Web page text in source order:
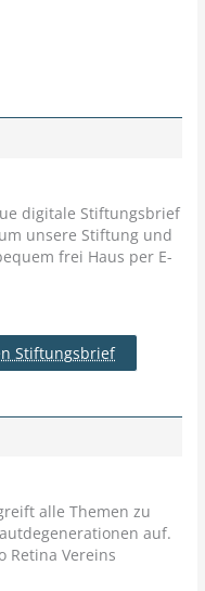
digitale Stiftungsbrief
unsere Stiftung und
frei Haus per E-
Stiftungsbrief
alle Themen zu
auf.
Retina Vereins